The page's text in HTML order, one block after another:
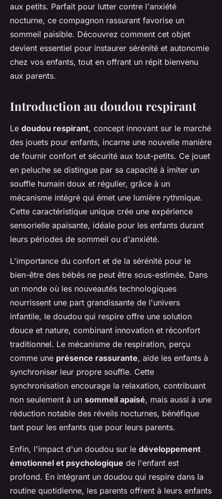
Tiago•18 décembre 2024 •11 min de lecture
aux petits. Parfait pour lutter contre l'anxiété
nocturne, ce compagnon rassurant favorise un
sommeil paisible. Découvrez comment cet objet
devient essentiel pour instaurer sérénité et autonomie
chez vos enfants, tout en offrant un répit bienvenu
aux parents.
Introduction au doudou respirant
Le doudou respirant, concept innovant sur le marché
des jouets pour enfants, incarne une nouvelle manière
de fournir confort et sécurité aux tout-petits. Ce jouet
en peluche se distingue par sa capacité à imiter un
souffle humain doux et régulier, grâce à un
mécanisme intégré qui émet une lumière rythmique.
Cette caractéristique unique crée une expérience
sensorielle apaisante, idéale pour les enfants durant
leurs périodes de sommeil ou d'anxiété.
L'importance du confort et de la sérénité pour le
bien-être des bébés ne peut être sous-estimée. Dans
un monde où les nouveautés technologiques
nourrissent une part grandissante de l'univers
infantile, le doudou qui respire offre une solution
douce et nature, combinant innovation et réconfort
traditionnel. Le mécanisme de respiration, perçu
comme une présence rassurante, aide les enfants à
synchroniser leur propre souffle. Cette
synchronisation encourage la relaxation, contribuant
non seulement à un sommeil apaisé, mais aussi à une
réduction notable des réveils nocturnes, bénéfique
tant pour les enfants que pour leurs parents.
Enfin, l'impact d'un doudou sur le développement
émotionnel et psychologique de l'enfant est
profond. En intégrant un doudou qui respire dans la
routine quotidienne, les parents offrent à leurs enfants